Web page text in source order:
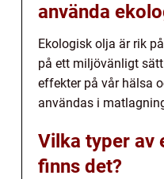
använda
Ekologisk olja är rik
på ett miljövänligt
effekter på vår hälsa
användas i
Vilka typer av
finns det?